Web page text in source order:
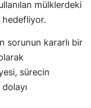
mülklerdeki
hedefliyor.
sorunun kararlı bir
sürecin